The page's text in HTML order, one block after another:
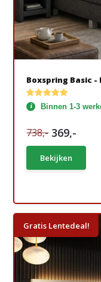
Boxspring Basic
Binnen 1-3
738,- 369,-
Bekijken
Gratis Lentedeal!